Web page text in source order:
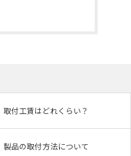
取付工賃はどれくらい？
製品の取付方法について